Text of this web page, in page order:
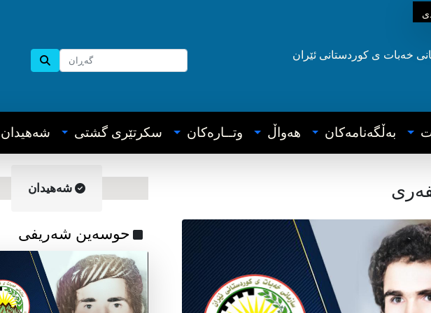
خه‌بات ی کوردستانی ئێران
به‌ڵگه‌نامه‌کان هه‌واڵ وتــاره‌کان سکرتێری گشتی شه‌هیدان
شه‌هیدان
حوسەین شەریفی